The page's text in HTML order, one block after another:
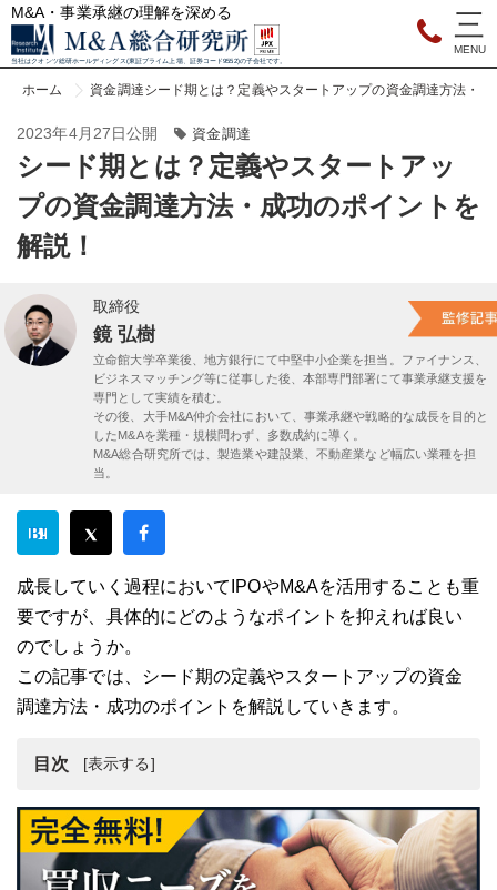
M&A・事業承継の理解を深める
当社はクオンツ総研ホールディングス(東証プライム上場、証券コード9552)の子会社です。
ホーム 資金調達シード期とは？定義やスタートアップの資金調達方法・
2023年4月27日公開 資金調達
シード期とは？定義やスタートアッ
プの資金調達方法・成功のポイントを
解説！
取締役
鏡 弘樹
立命館大学卒業後、地方銀行にて中堅中小企業を担当。ファイナンス、
ビジネスマッチング等に従事した後、本部専門部署にて事業承継支援を
専門として実績を積む。
その後、大手M&A仲介会社において、事業承継や戦略的な成長を目的と
したM&Aを業種・規模問わず、多数成約に導く。
M&A総合研究所では、製造業や建設業、不動産業など幅広い業種を担
当。
成長していく過程においてIPOやM&Aを活用することも重
要ですが、具体的にどのようなポイントを抑えれば良い
のでしょうか。
この記事では、シード期の定義やスタートアップの資金
調達方法・成功のポイントを解説していきます。
目次
シード期とは？
シード期を含めた企業の成長ステージ